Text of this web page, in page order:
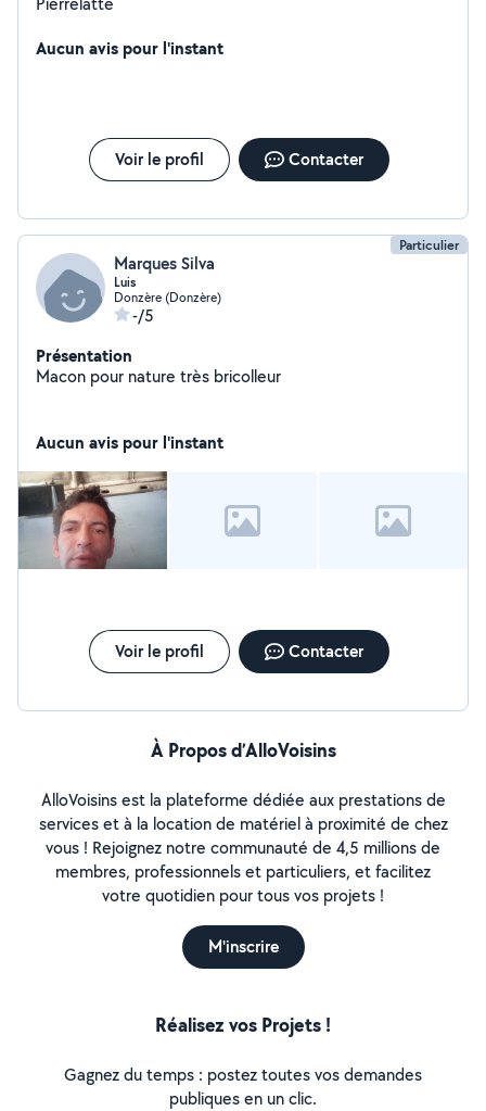
Aucun avis pour l'instant
Voir le profil Contacter
Particulier
Marques Silva
Luis
Donzère (Donzère)
-/5
Présentation
Macon pour nature très bricolleur
Aucun avis pour l'instant
Voir le profil Contacter
À Propos d’AlloVoisins
AlloVoisins est la plateforme dédiée aux prestations de
services et à la location de matériel à proximité de chez
vous ! Rejoignez notre communauté de 4,5 millions de
membres, professionnels et particuliers, et facilitez
votre quotidien pour tous vos projets !
M'inscrire
Réalisez vos Projets !
Gagnez du temps : postez toutes vos demandes
publiques en un clic.